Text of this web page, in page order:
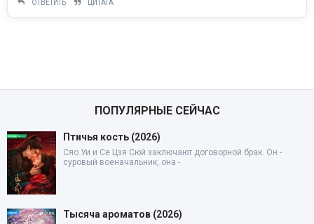
ОТВЕТИТЬ ЦИТАТА
ПОПУЛЯРНЫЕ СЕЙЧАС
Птичья кость (2026)
Сяо Уи и Се Цзя Сюй заключают договорной брак. Он -
суровый военачальник, она -
Тысяча ароматов (2026)